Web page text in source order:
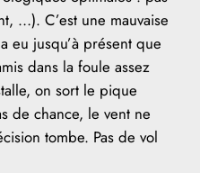
…). C’est une mauvaise
eu jusqu’à présent que
dans la foule assez
on sort le pique
de chance, le vent ne
tombe. Pas de vol